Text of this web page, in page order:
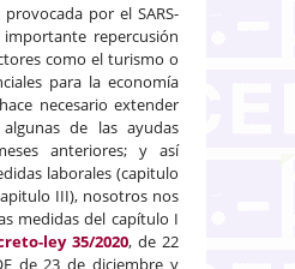
por el SARS-
repercusión
como el turismo o
para la economía
necesario extender
de las ayudas
anteriores; y así
laborales (capitulo
III), nosotros nos
medidas del capítulo I
ley 35/2020, de 22
de 23 de diciembre y